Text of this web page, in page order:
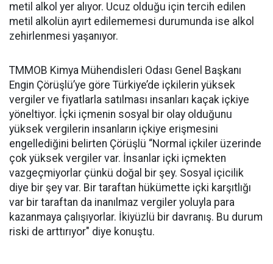
metil alkol yer alıyor. Ucuz olduğu için tercih edilen
metil alkolün ayırt edilememesi durumunda ise alkol
zehirlenmesi yaşanıyor.
TMMOB Kimya Mühendisleri Odası Genel Başkanı
Engin Çörüşlü’ye göre Türkiye’de içkilerin yüksek
vergiler ve fiyatlarla satılması insanları kaçak içkiye
yöneltiyor. İçki içmenin sosyal bir olay olduğunu
yüksek vergilerin insanların içkiye erişmesini
engellediğini belirten Çörüşlü “Normal içkiler üzerinde
çok yüksek vergiler var. İnsanlar içki içmekten
vazgeçmiyorlar çünkü doğal bir şey. Sosyal içicilik
diye bir şey var. Bir taraftan hükümette içki karşıtlığı
var bir taraftan da inanılmaz vergiler yoluyla para
kazanmaya çalışıyorlar. İkiyüzlü bir davranış. Bu durum
riski de arttırıyor" diye konuştu.